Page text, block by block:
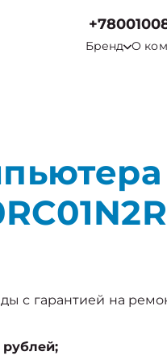
Бренд О
с гарантией на